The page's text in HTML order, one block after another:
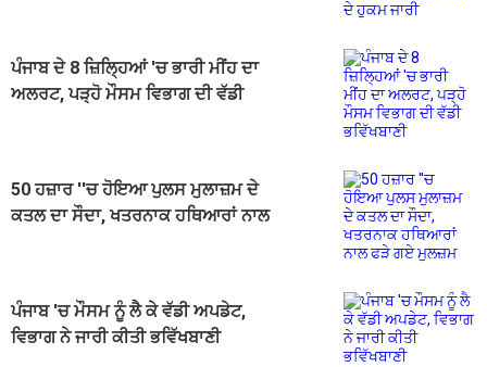
ਪੰਜਾਬ ਦੇ 8 ਜ਼ਿਲ੍ਹਿਆਂ 'ਚ ਭਾਰੀ ਮੀਂਹ ਦਾ
ਅਲਰਟ, ਪੜ੍ਹੋ ਮੌਸਮ ਵਿਭਾਗ ਦੀ ਵੱਡੀ
50 ਹਜ਼ਾਰ ''ਚ ਹੋਇਆ ਪੁਲਸ ਮੁਲਾਜ਼ਮ ਦੇ
ਕਤਲ ਦਾ ਸੌਦਾ, ਖਤਰਨਾਕ ਹਥਿਆਰਾਂ ਨਾਲ
ਪੰਜਾਬ 'ਚ ਮੌਸਮ ਨੂੰ ਲੈ ਕੇ ਵੱਡੀ ਅਪਡੇਟ,
ਵਿਭਾਗ ਨੇ ਜਾਰੀ ਕੀਤੀ ਭਵਿੱਖਬਾਣੀ